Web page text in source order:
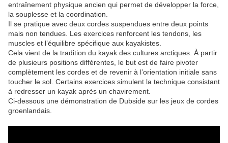
entraînement physique ancien qui permet de développer la force,
la souplesse et la coordination.
Il se pratique avec deux cordes suspendues entre deux points
mais non tendues. Les exercices renforcent les tendons, les
muscles et l’équilibre spécifique aux kayakistes.
Cela vient de la tradition du kayak des cultures arctiques. À partir
de plusieurs positions différentes, le but est de faire pivoter
complètement les cordes et de revenir à l’orientation initiale sans
toucher le sol. Certains exercices simulent la technique consistant
à redresser un kayak après un chavirement.
Ci-dessous une démonstration de Dubside sur les jeux de cordes
groenlandais.